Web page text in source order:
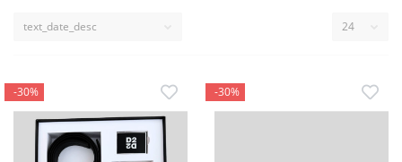
-30% -30%